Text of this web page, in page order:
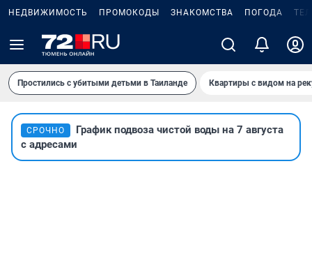
НЕДВИЖИМОСТЬ ПРОМОКОДЫ ЗНАКОМСТВА ПОГОДА
Простились с убитыми детьми в Таиланде Квартиры с видом на
СРОЧНО
График подвоза чистой воды на 7 августа
с адресами